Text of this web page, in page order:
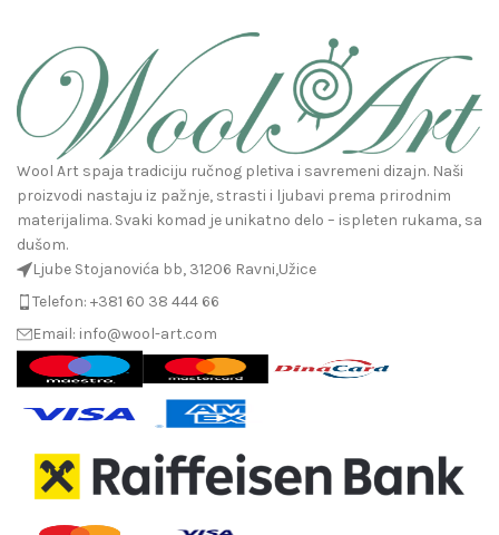
Wool Art spaja tradiciju ručnog pletiva i savremeni dizajn. Naši
proizvodi nastaju iz pažnje, strasti i ljubavi prema prirodnim
materijalima. Svaki komad je unikatno delo – ispleten rukama, sa
dušom.
Ljube Stojanovića bb, 31206 Ravni,Užice
Telefon: +381 60 38 444 66
Email: info@wool-art.com